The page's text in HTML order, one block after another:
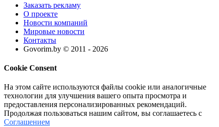
Заказать рекламу
О проекте
Новости компаний
Мировые новости
Контакты
Govorim.by © 2011 - 2026
Cookie Consent
На этом сайте используются файлы cookie или аналогичные
технологии для улучшения вашего опыта просмотра и
предоставления персонализированных рекомендаций.
Продолжая пользоваться нашим сайтом, вы соглашаетесь с
Соглашением